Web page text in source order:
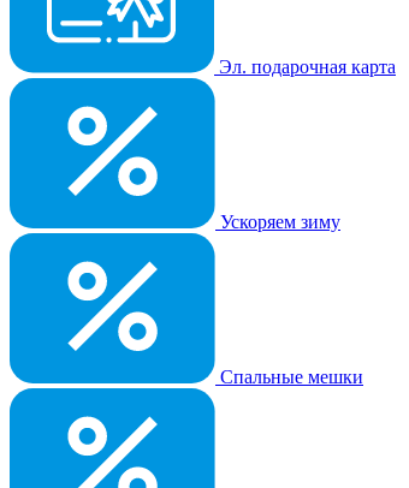
Эл. подарочная карта
Ускоряем зиму
Спальные мешки